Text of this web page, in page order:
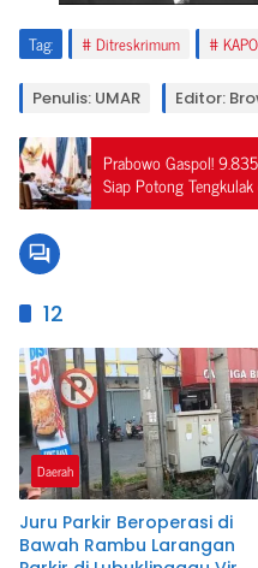
Tag: Ditreskrimum
Penulis: UMAR Editor:
Prabowo Gaspol!
Siap Potong
12
Daerah
Juru Parkir Beroperasi di
Bawah Rambu Larangan